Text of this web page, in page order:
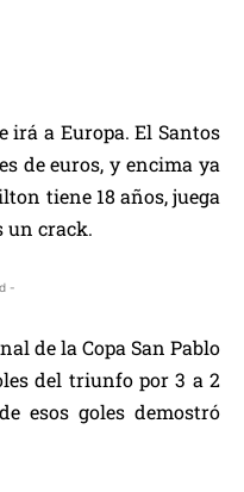
irá a Europa. El Santos
de euros, y encima ya
tiene 18 años, juega
un crack.
-
de la Copa San Pablo
del triunfo por 3 a 2
esos goles demostró